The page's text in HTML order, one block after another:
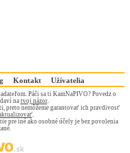
Kontakt Užívatelia
Páči sa ti KamNaPIVO? Povedz o
natvoj názor.
preto nemôžeme garantovať ich pravdivosť
.
pre iné ako osobné účely je bez povolenia
.sk